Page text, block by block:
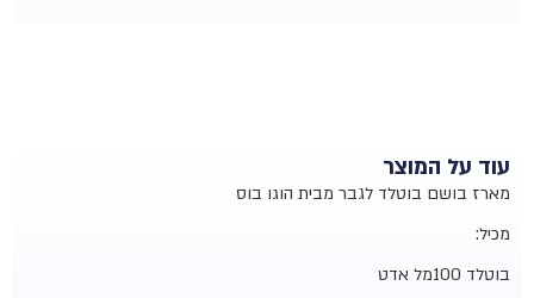
עוד על המוצר
מארז בושם בוטלד לגבר מבית הוגו בוס
מכיל:
בוטלד 100מל אדט